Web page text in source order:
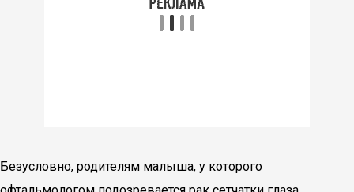
Безусловно, родителям малыша, у которого